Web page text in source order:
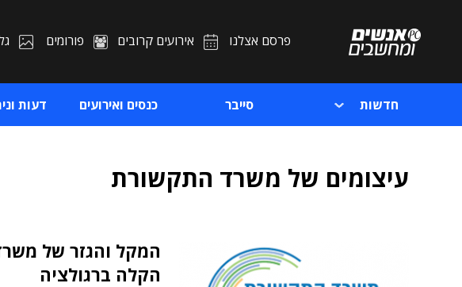
פרסם אצלנו אירועים קרובים פורומים
חדשות סייבר כנסים ואירועים דעות
עיצומים של משרד התקשורת
המקל והגזר של
הקלה ברגולציה